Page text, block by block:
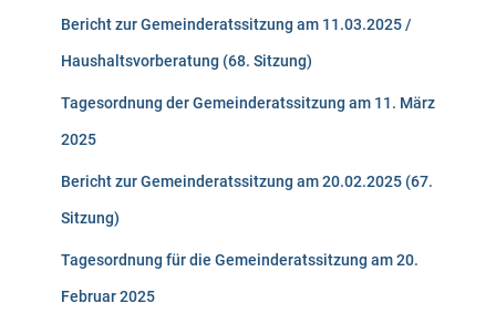
Bericht zur Gemeinderatssitzung am 11.03.2025 /
Haushaltsvorberatung (68. Sitzung)
Tagesordnung der Gemeinderatssitzung am 11. März
2025
Bericht zur Gemeinderatssitzung am 20.02.2025 (67.
Sitzung)
Tagesordnung für die Gemeinderatssitzung am 20.
Februar 2025